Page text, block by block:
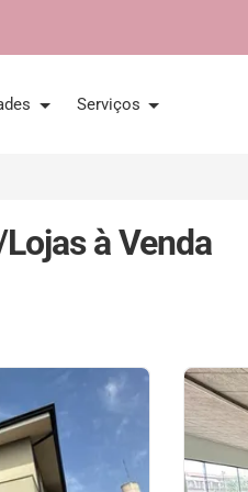
Serviços
à Venda